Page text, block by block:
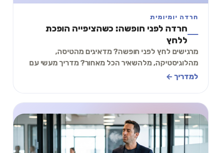
חרדה יומיומית
חרדה לפני חופשה: כשהציפייה הופכת
ללחץ
מרגישים לחץ לפני חופשה? מדאיגים מהטיסה,
מהלוגיסטיקה, מלהשאיר הכל מאחור? מדריך מעשי עם
תרגיל של 2 דקות להתמודדות עם חרדה לפני נסיעה.
למדריך ←